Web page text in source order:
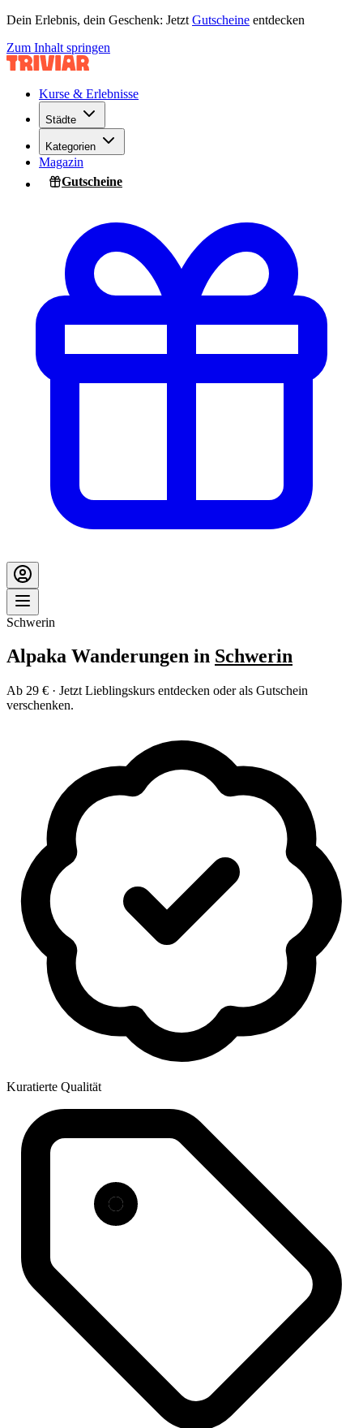
Dein Erlebnis, dein Geschenk: Jetzt Gutscheine entdecken
Zum Inhalt springen
Kurse & Erlebnisse
Städte
Kategorien
Magazin
Gutscheine
Schwerin
Alpaka Wanderungen in Schwerin
Ab 29 € · Jetzt Lieblingskurs entdecken oder als Gutschein
verschenken.
Kuratierte Qualität